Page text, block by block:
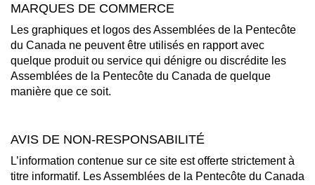
MARQUES DE COMMERCE
Les graphiques et logos des Assemblées de la Pentecôte
du Canada ne peuvent être utilisés en rapport avec
quelque produit ou service qui dénigre ou discrédite les
Assemblées de la Pentecôte du Canada de quelque
manière que ce soit.
AVIS DE NON-RESPONSABILITÉ
L’information contenue sur ce site est offerte strictement à
titre informatif. Les Assemblées de la Pentecôte du Canada